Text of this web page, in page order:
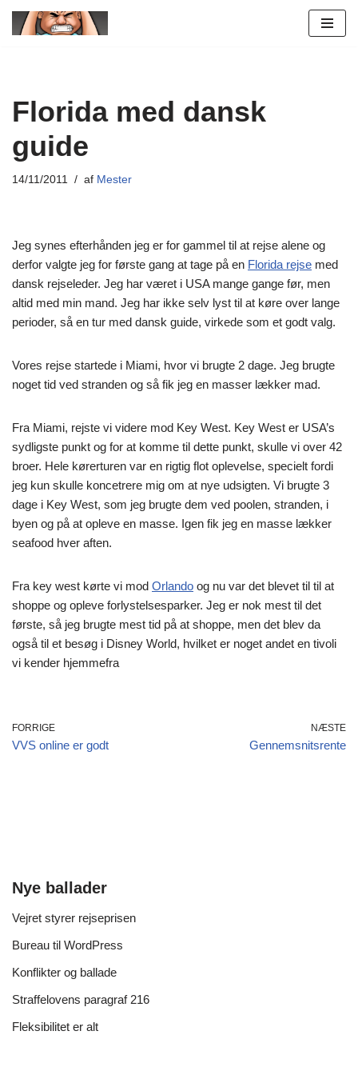
Florida med dansk
guide
14/11/2011 af Mester
Jeg synes efterhånden jeg er for gammel til at rejse alene og
derfor valgte jeg for første gang at tage på en Florida rejse med
dansk rejseleder. Jeg har været i USA mange gange før, men
altid med min mand. Jeg har ikke selv lyst til at køre over lange
perioder, så en tur med dansk guide, virkede som et godt valg.
Vores rejse startede i Miami, hvor vi brugte 2 dage. Jeg brugte
noget tid ved stranden og så fik jeg en masser lækker mad.
Fra Miami, rejste vi videre mod Key West. Key West er USA’s
sydligste punkt og for at komme til dette punkt, skulle vi over 42
broer. Hele kørerturen var en rigtig flot oplevelse, specielt fordi
jeg kun skulle koncetrere mig om at nye udsigten. Vi brugte 3
dage i Key West, som jeg brugte dem ved poolen, stranden, i
byen og på at opleve en masse. Igen fik jeg en masse lækker
seafood hver aften.
Fra key west kørte vi mod Orlando og nu var det blevet til til at
shoppe og opleve forlystelsesparker. Jeg er nok mest til det
første, så jeg brugte mest tid på at shoppe, men det blev da
også til et besøg i Disney World, hvilket er noget andet en tivoli
vi kender hjemmefra
FORRIGE
VVS online er godt
NÆSTE
Gennemsnitsrente
Nye ballader
Vejret styrer rejseprisen
Bureau til WordPress
Konflikter og ballade
Straffelovens paragraf 216
Fleksibilitet er alt